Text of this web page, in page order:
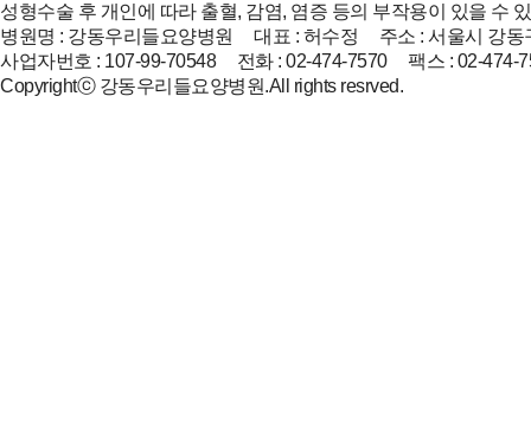
성형수술 후 개인에 따라 출혈, 감염, 염증 등의 부작용이 있을 수
병원명 : 강동우리들요양병원 대표 : 허수정 주소 : 서울시 강동
사업자번호 : 107-99-70548 전화 : 02-474-7570 팩스 : 02-474-
Copyrightⓒ 강동우리들요양병원.All rights resrved.